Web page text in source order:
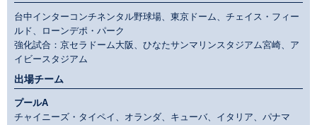
台中インターコンチネンタル野球場、東京ドーム、チェイス・フィー
ルド、ローンデポ・パーク
強化試合：京セラドーム大阪、ひなたサンマリンスタジアム宮崎、ア
イビースタジアム
出場チーム
プールA
チャイニーズ・タイペイ、オランダ、キューバ、イタリア、パナマ